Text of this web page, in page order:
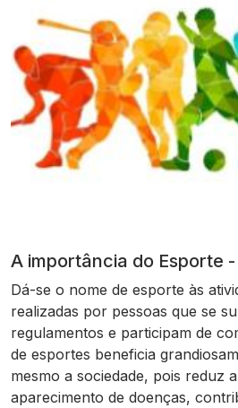
A importância do Esporte
Dá-se o nome de esporte às
realizadas por pessoas que se
regulamentos e participam de
de esportes beneficia
mesmo a sociedade, pois reduz
aparecimento de doenças,